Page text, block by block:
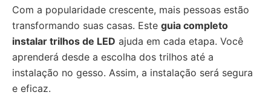
Com a popularidade crescente, mais pessoas estão
transformando suas casas. Este guia completo
instalar trilhos de LED ajuda em cada etapa. Você
aprenderá desde a escolha dos trilhos até a
instalação no gesso. Assim, a instalação será segura
e eficaz.